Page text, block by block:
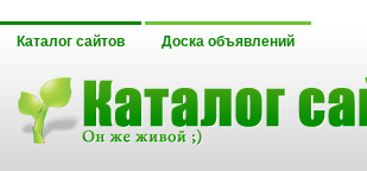
Каталог сайтов Доска объявлений